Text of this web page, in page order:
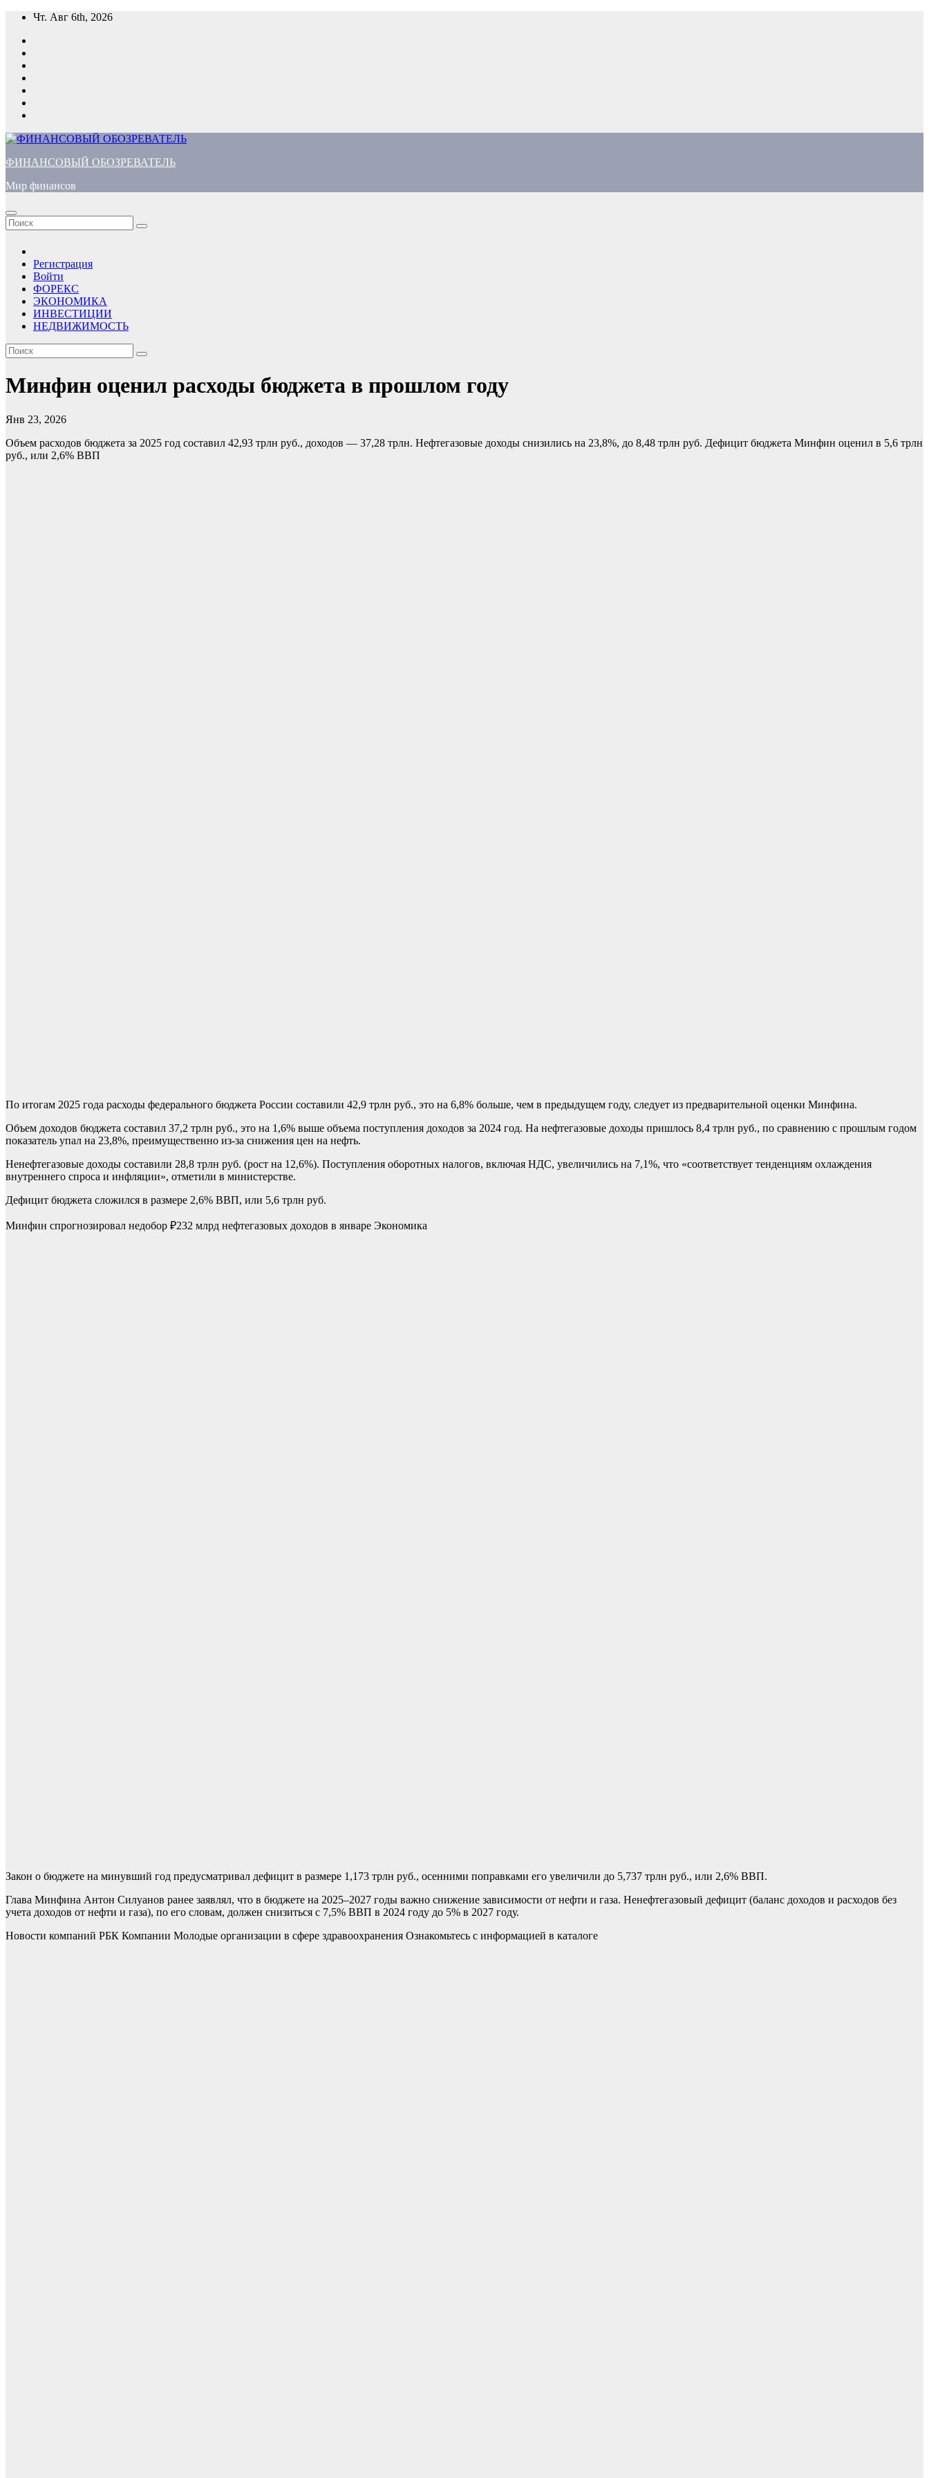
Перейти
содержимому
Чт. Авг 6th, 2026
ФИНАНСОВЫЙ ОБОЗРЕВАТЕЛЬ
Мир финансов
Регистрация
Войти
ФОРЕКС
ЭКОНОМИКА
ИНВЕСТИЦИИ
НЕДВИЖИМОСТЬ
Минфин оценил расходы бюджета в прошлом году
Янв 23, 2026
Объем расходов бюджета за 2025 год составил 42,93 трлн руб., доходов — 37,28 трлн. Нефтегазовые доходы снизились на 23,8%, до 8,48 трлн руб. Дефицит бюджета Минфин оценил в 5,6 трлн
руб., или 2,6% ВВП
По итогам 2025 года расходы федерального бюджета России составили 42,9 трлн руб., это на 6,8% больше, чем в предыдущем году, следует из предварительной оценки Минфина.
Объем доходов бюджета составил 37,2 трлн руб., это на 1,6% выше объема поступления доходов за 2024 год. На нефтегазовые доходы пришлось 8,4 трлн руб., по сравнению с прошлым годом
показатель упал на 23,8%, преимущественно из-за снижения цен на нефть.
Ненефтегазовые доходы составили 28,8 трлн руб. (рост на 12,6%). Поступления оборотных налогов, включая НДС, увеличились на 7,1%, что «соответствует тенденциям охлаждения
внутреннего спроса и инфляции», отметили в министерстве.
Дефицит бюджета сложился в размере 2,6% ВВП, или 5,6 трлн руб.
Минфин спрогнозировал недобор ₽232 млрд нефтегазовых доходов в январе Экономика
Закон о бюджете на минувший год предусматривал дефицит в размере 1,173 трлн руб., осенними поправками его увеличили до 5,737 трлн руб., или 2,6% ВВП.
Глава Минфина Антон Силуанов ранее заявлял, что в бюджете на 2025–2027 годы важно снижение зависимости от нефти и газа. Ненефтегазовый дефицит (баланс доходов и расходов без
учета доходов от нефти и газа), по его словам, должен снизиться с 7,5% ВВП в 2024 году до 5% в 2027 году.
Новости компаний РБК Компании Молодые организации в сфере здравоохранения Ознакомьтесь с информацией в каталоге